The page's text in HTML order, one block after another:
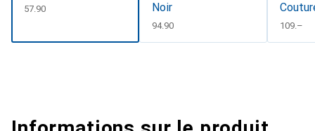
CHF
57.90
Noir
CHF
94.90 CHF
109.–